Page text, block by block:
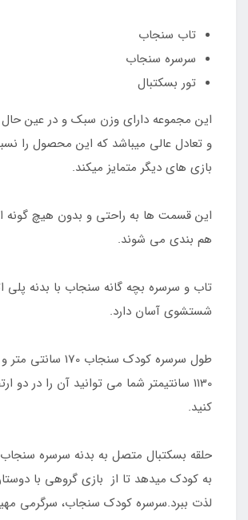
تاب سنجاب
سرسره سنجاب
تور بسکتبال
این مجموعه دارای وزن سبک و در عین
و تعادل عالی میباشد که این محصول را
بازی های دیگر متمایز میکند.
این قسمت ها به راحتی و بدون هیچ گونه
هم بندی می شوند.
تاب و سرسره بچه گانه سنجاب با بدنه پلی
شستشوی آسان دارد.
طول سرسره کودک سنجاب
1130 سانتیمتر شما می توانید آن را در دو
کنید.
حلقه بسکتبال متصل به بدنه سرسره سنجاب
به کودک میدهد تا از بازی گروهی با
لذت ببرد.سرسره کودک سنجاب، سرگرمی